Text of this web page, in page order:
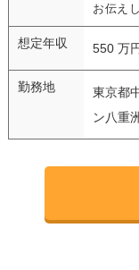
お伝え
想定年収 550 万
勤務地
東京都
ン八重